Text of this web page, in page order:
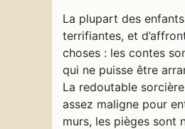
La plupart des
terrifiantes, et
choses : les contes
qui ne puisse être
La redoutable
assez maligne pour
murs, les pièges sont